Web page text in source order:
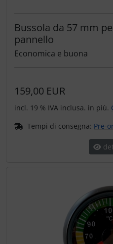
Bussola da 57 mm
pannello
Economica e buona
159,00 EUR
incl. 19 % IVA inclusa. in più.
Tempi di consegna: Pre-